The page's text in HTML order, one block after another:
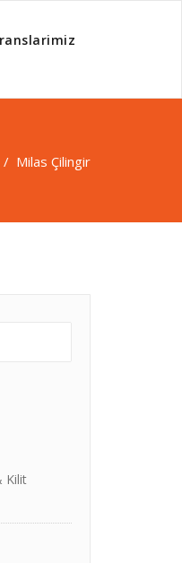
/ Milas Çilingir
Kilit